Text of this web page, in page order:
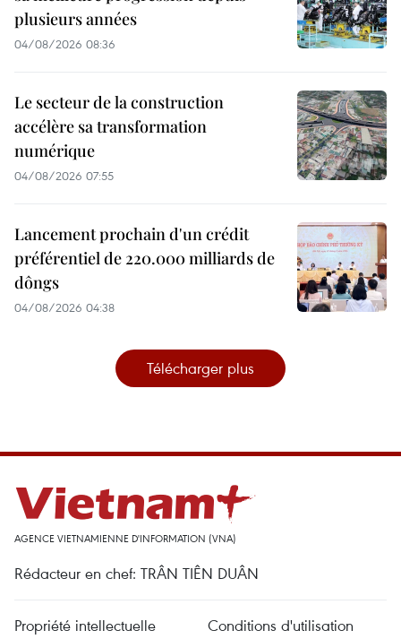
plusieurs années
04/08/2026 08:36
Le secteur de la construction
accélère sa transformation
numérique
04/08/2026 07:55
Lancement prochain d'un crédit
préférentiel de 220.000 milliards de
dôngs
04/08/2026 04:38
Télécharger plus
AGENCE VIETNAMIENNE D'INFORMATION (VNA)
Rédacteur en chef: TRÂN TIÊN DUÂN
Propriété intellectuelle Conditions d'utilisation